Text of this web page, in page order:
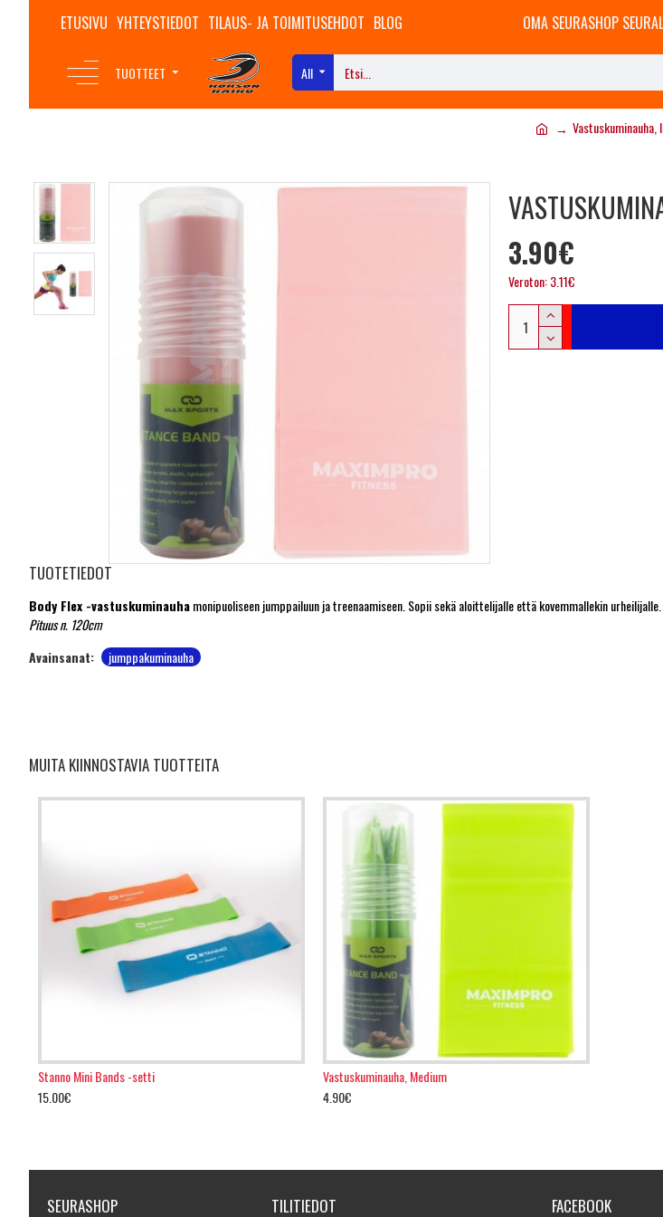
ETUSIVU YHTEYSTIEDOT TILAUS- JA TOIMITUSEHDOT BLOG OMA SEURASHOP
TUOTTEET All
Vastuskuminauha,
3.90€
Veroton: 3.11€
TUOTETIEDOT
Body Flex -vastuskuminauhamonipuoliseen jumppailuun ja treenaamiseen. Sopii sekä aloittelijalle että kovemmallekin
Pituus n. 120cm
Avainsanat:
jumppakuminauha
MUITA KIINNOSTAVIA TUOTTEITA
Stanno Mini Bands -setti
15.00€
Vastuskuminauha, Medium
4.90€
SEURASHOP TILITIEDOT FACEBOOK